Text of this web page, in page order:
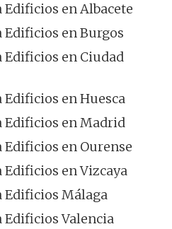
en Albacete
en Burgos
en Ciudad
en Huesca
Edificios en Madrid
en Ourense
en Vizcaya
Edificios Málaga
Edificios Valencia